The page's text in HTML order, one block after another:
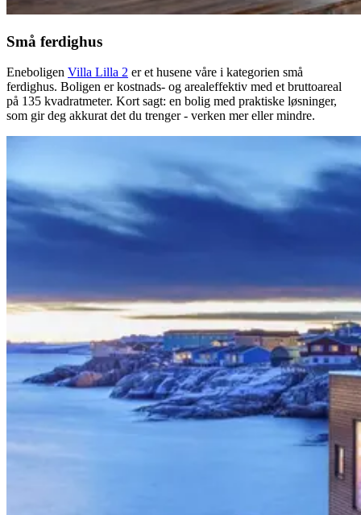
Små ferdighus
Eneboligen Villa Lilla 2 er et husene våre i kategorien små
ferdighus. Boligen er kostnads- og arealeffektiv med et bruttoareal
på 135 kvadratmeter. Kort sagt: en bolig med praktiske løsninger,
som gir deg akkurat det du trenger - verken mer eller mindre.